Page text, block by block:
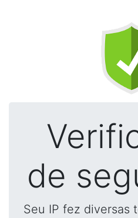
de
Seu IP fez diversas